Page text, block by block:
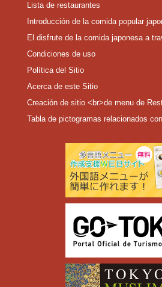
Lista de restaurantes
Introducción de la comida popular
El disfrute de la comida japonesa a
Condiciones de uso
Política del Sitio
Acerca de este Sitio
Creación de sitio <br>de menu de
Tabla de pictogramas relacionados